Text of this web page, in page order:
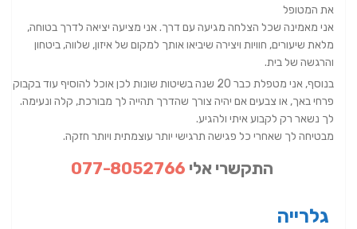
את המטופל
אני מאמינה שכל הצלחה מגיעה עם דרך. אני מציעה יציאה לדרך בטוחה,
מלאת שיעורים, חוויות ויצירה שיביאו אותך למקום של איזון, שלווה, ביטחון
והרגשה של בית.
בנוסף, אני מטפלת כבר 20 שנה בשיטות שונות לכן אוכל להוסיף עוד בקבוק
פרחי באך, או צבעים אם יהיה צורך שהדרך תהייה לך מבורכת, קלה ונעימה.
לך נשאר רק לקבוע איתי ולהגיע.
מבטיחה לך שאחרי כל פגישה תרגישי יותר עוצמתית ויותר חזקה.
התקשרי אלי 077-8052766
גלרייה